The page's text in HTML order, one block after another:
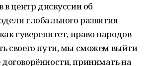
в центр дискуссии об
глобального развития
суверенитет, право народов
своего пути, мы сможем выйти
принимать на